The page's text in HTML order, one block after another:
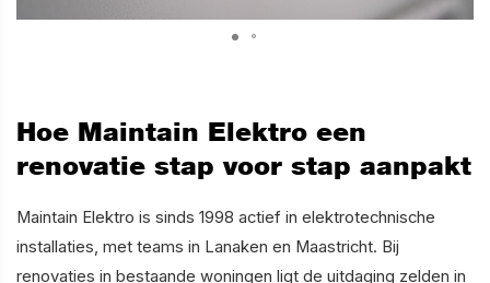
Hoe Maintain Elektro een
renovatie stap voor stap aanpakt
Maintain Elektro is sinds 1998 actief in elektrotechnische
installaties, met teams in Lanaken en Maastricht. Bij
renovaties in bestaande woningen ligt de uitdaging zelden in